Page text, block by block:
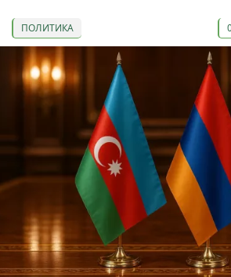
ПОЛИТИКА